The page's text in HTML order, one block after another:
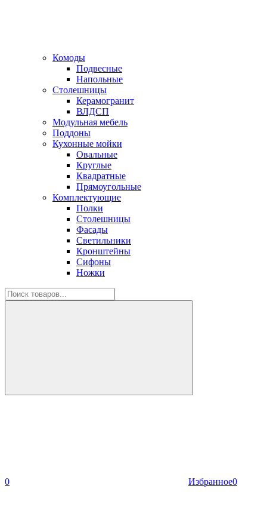
Комоды
Подвесные
Напольные
Столешницы
Керамогранит
ВЛДСП
Модульная мебель
Поддоны
Кухонные мойки
Овальные
Круглые
Квадратные
Прямоугольные
Комплектующие
Полки
Столешницы
Фасады
Светильники
Кронштейны
Сифоны
Ножки
0 Избранное0